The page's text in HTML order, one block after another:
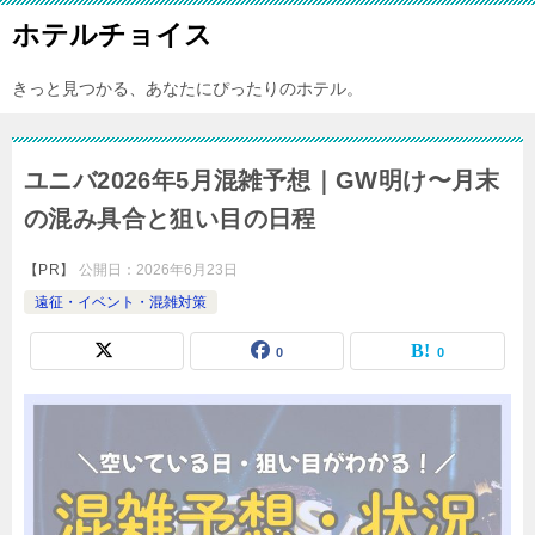
ホテルチョイス
きっと見つかる、あなたにぴったりのホテル。
ユニバ2026年5月混雑予想｜GW明け〜月末
の混み具合と狙い目の日程
【PR】 公開日：2026年6月23日
遠征・イベント・混雑対策
0 0